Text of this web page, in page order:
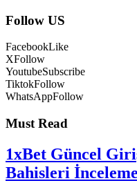
Follow US
FacebookLike
XFollow
YoutubeSubscribe
TiktokFollow
WhatsAppFollow
Must Read
1xBet Güncel
Bahisleri